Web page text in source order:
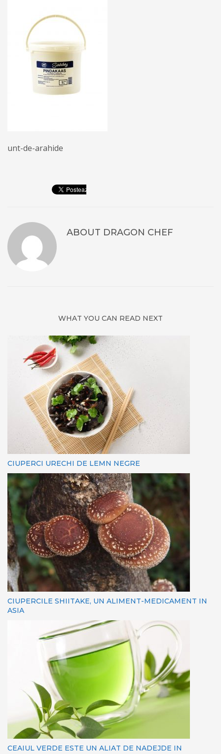
unt-de-arahide
ABOUT DRAGON CHEF
WHAT YOU CAN READ NEXT
CIUPERCI URECHI DE LEMN NEGRE
CIUPERCILE SHIITAKE, UN ALIMENT-MEDICAMENT IN
ASIA
CEAIUL VERDE ESTE UN ALIAT DE NADEJDE IN